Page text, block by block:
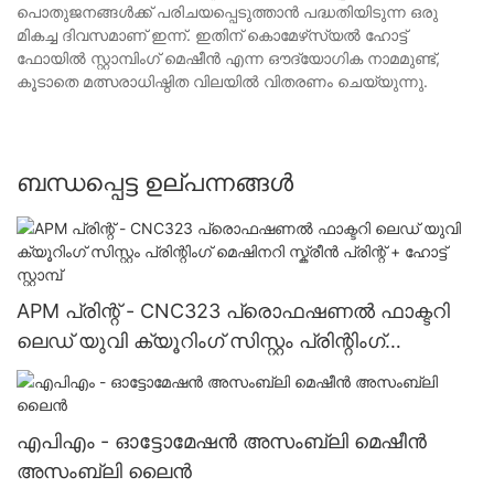
പൊതുജനങ്ങൾക്ക് പരിചയപ്പെടുത്താൻ പദ്ധതിയിടുന്ന ഒരു
മികച്ച ദിവസമാണ് ഇന്ന്. ഇതിന് കൊമേഴ്‌സ്യൽ ഹോട്ട്
ഫോയിൽ സ്റ്റാമ്പിംഗ് മെഷീൻ എന്ന ഔദ്യോഗിക നാമമുണ്ട്,
കൂടാതെ മത്സരാധിഷ്ഠിത വിലയിൽ വിതരണം ചെയ്യുന്നു.
ബന്ധപ്പെട്ട ഉല്പന്നങ്ങൾ
APM പ്രിന്റ് - CNC323 പ്രൊഫഷണൽ ഫാക്ടറി
ലെഡ് യുവി ക്യൂറിംഗ് സിസ്റ്റം പ്രിന്റിംഗ്
മെഷിനറി സ്ക്രീൻ പ്രിന്റ് + ഹോട്ട് സ്റ്റാമ്പ്
എപിഎം - ഓട്ടോമേഷൻ അസംബ്ലി മെഷീൻ
അസംബ്ലി ലൈൻ